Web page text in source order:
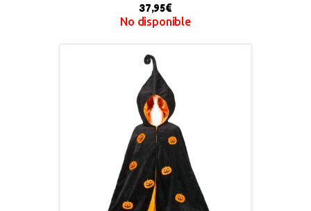
37,95€
No disponible